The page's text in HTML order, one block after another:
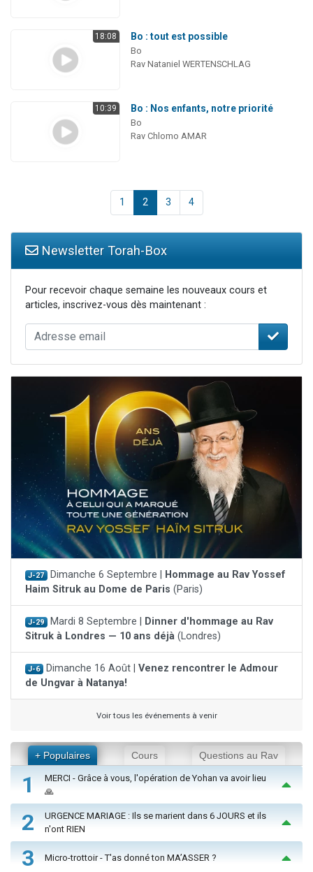
18:08 Bo : tout est possible
Bo
Rav Nataniel WERTENSCHLAG
10:39 Bo : Nos enfants, notre priorité
Bo
Rav Chlomo AMAR
1 2 3 4
Newsletter Torah-Box
Pour recevoir chaque semaine les nouveaux cours et
articles, inscrivez-vous dès maintenant :
J-27 Dimanche 6 Septembre |
Hommage au Rav Yossef
Haim Sitruk au Dome de Paris (Paris)
J-29 Mardi 8 Septembre |
Dinner d'hommage au Rav
Sitruk à Londres — 10 ans déjà (Londres)
J-6 Dimanche 16 Août | Venez rencontrer le Admour
de Ungvar à Natanya!
Voir tous les événements à venir
+ Populaires Cours Questions au Rav
1
MERCI - Grâce à vous, l'opération de Yohan va avoir lieu
🙏
2
URGENCE MARIAGE : Ils se marient dans 6 JOURS et ils
n'ont RIEN
3 Micro-trottoir - T'as donné ton MA’ASSER ?